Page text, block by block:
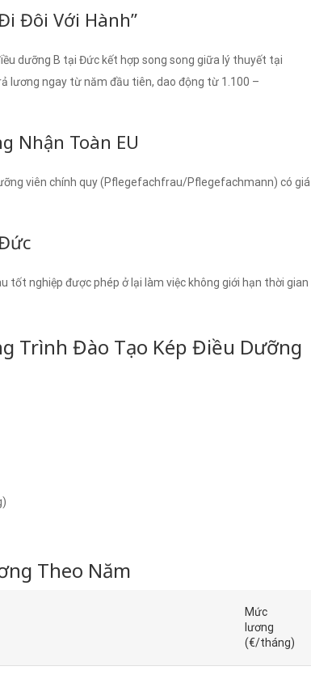
Đôi Với Hành”
dưỡng B tại Đức kết hợp song song giữa lý thuyết tại
lương ngay từ năm đầu tiên, dao động từ 1.100 –
Nhận Toàn EU
viên chính quy (Pflegefachfrau/Pflegefachmann) có giá
tốt nghiệp được phép ở lại làm việc không giới hạn thời gian
Trình Đào Tạo Kép Điều Dưỡng
Theo Năm
Mức
lương
(€/tháng)